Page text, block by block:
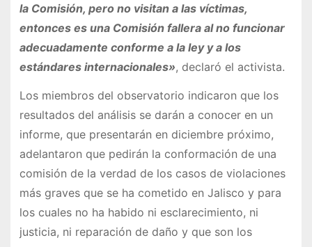
la Comisión, pero no visitan a las víctimas,
entonces es una Comisión fallera al no funcionar
adecuadamente conforme a la ley y a los
estándares internacionales», declaró el activista.
Los miembros del observatorio indicaron que los
resultados del análisis se darán a conocer en un
informe, que presentarán en diciembre próximo,
adelantaron que pedirán la conformación de una
comisión de la verdad de los casos de violaciones
más graves que se ha cometido en Jalisco y para
los cuales no ha habido ni esclarecimiento, ni
justicia, ni reparación de daño y que son los